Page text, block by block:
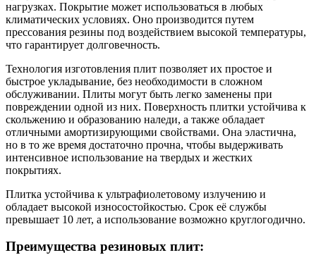
нагрузках. Покрытие может использоваться в любых
климатических условиях. Оно производится путем
прессования резины под воздействием высокой температуры,
что гарантирует долговечность.
Технология изготовления плит позволяет их простое и
быстрое укладывание, без необходимости в сложном
обслуживании. Плиты могут быть легко заменены при
повреждении одной из них. Поверхность плитки устойчива к
скольжению и образованию наледи, а также обладает
отличными амортизирующими свойствами. Она эластична,
но в то же время достаточно прочна, чтобы выдерживать
интенсивное использование на твердых и жестких
покрытиях.
Плитка устойчива к ультрафиолетовому излучению и
обладает высокой износостойкостью. Срок её службы
превышает 10 лет, а использование возможно круглогодично.
Преимущества резиновых плит: